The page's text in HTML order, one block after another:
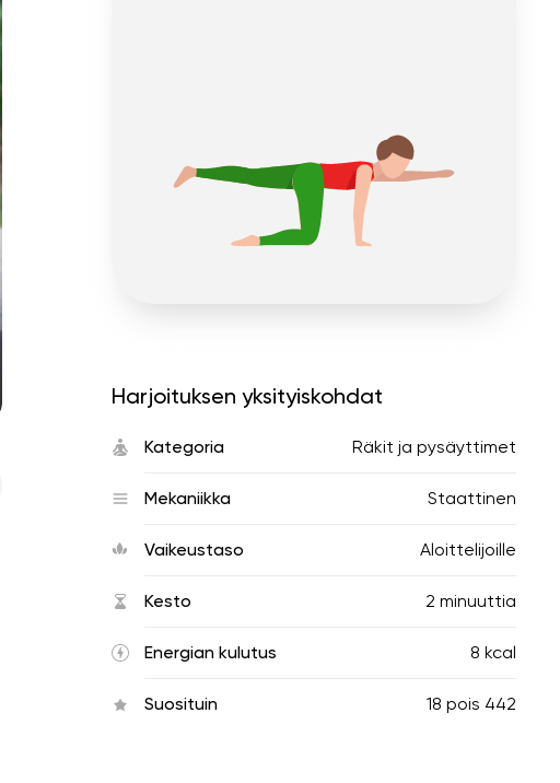
Harjoituksen yksityiskohdat
Kategoria Räkit ja pysäyttimet
Mekaniikka Staattinen
Vaikeustaso Aloittelijoille
Kesto 2 minuuttia
Energian kulutus 8 kcal
Suosituin 18 pois 442